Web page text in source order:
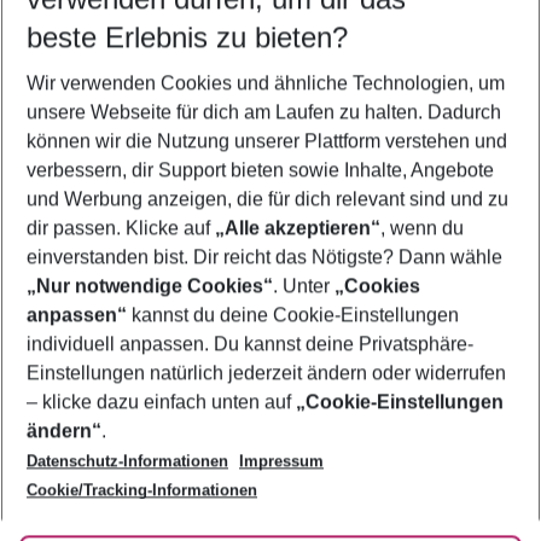
5-8 Nächte
2 Erwachsene Keine Kinder
Mehr Filter anzeigen
Footer
Footer navigation
Über uns
AGB
Bestpreisgarantie
Cookie-Einstellungen ändern
Cookie-Richtlinie
Agenturbetreuung
Barrierefreies Reisen
Folge uns
beste Erlebnis zu bieten?
Wir verwenden Cookies und ähnliche Technologien, um
unsere Webseite für dich am Laufen zu halten. Dadurch
können wir die Nutzung unserer Plattform verstehen und
verbessern, dir Support bieten sowie Inhalte, Angebote
und Werbung anzeigen, die für dich relevant sind und zu
dir passen. Klicke auf „Alle akzeptieren“, wenn du
einverstanden bist. Dir reicht das Nötigste? Dann wähle
„Nur notwendige Cookies“. Unter „Cookies
anpassen“ kannst du deine Cookie-Einstellungen
individuell anpassen. Du kannst deine Privatsphäre-
Einstellungen natürlich jederzeit ändern oder widerrufen
– klicke dazu einfach unten auf „Cookie-Einstellungen
ändern“.
Datenschutz-Informationen
Impressum
Cookie/Tracking-Informationen